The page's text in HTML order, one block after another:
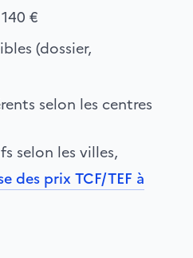
€
(dossier,
selon les centres
selon les villes,
des prix TCF/TEF à